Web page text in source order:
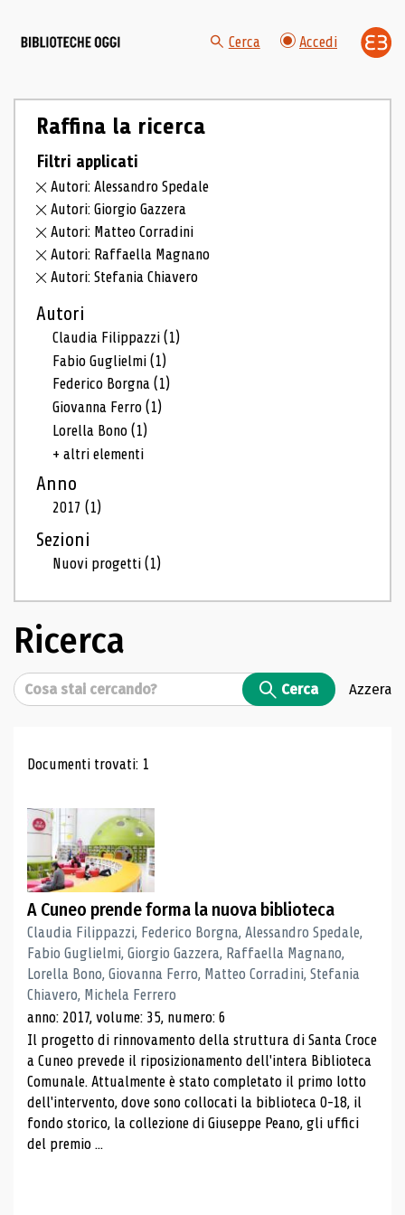
Cerca Accedi
Raffina la ricerca
Filtri applicati
Autori: Alessandro Spedale
Autori: Giorgio Gazzera
Autori: Matteo Corradini
Autori: Raffaella Magnano
Autori: Stefania Chiavero
Autori
Claudia Filippazzi(1)
Fabio Guglielmi(1)
Federico Borgna(1)
Giovanna Ferro(1)
Lorella Bono(1)
+ altri elementi
Anno
2017(1)
Sezioni
Nuovi progetti(1)
Ricerca
Cerca Cerca Azzera
Risultati di ricerca
Documenti trovati: 1
A Cuneo prende forma la nuova biblioteca
Claudia Filippazzi, Federico Borgna, Alessandro Spedale,
Fabio Guglielmi, Giorgio Gazzera, Raffaella Magnano,
Lorella Bono, Giovanna Ferro, Matteo Corradini, Stefania
Chiavero, Michela Ferrero
anno: 2017, volume: 35, numero: 6
Il progetto di rinnovamento della struttura di Santa Croce
a Cuneo prevede il riposizionamento dell'intera Biblioteca
Comunale. Attualmente è stato completato il primo lotto
dell'intervento, dove sono collocati la biblioteca 0-18, il
fondo storico, la collezione di Giuseppe Peano, gli uffici
del premio ...